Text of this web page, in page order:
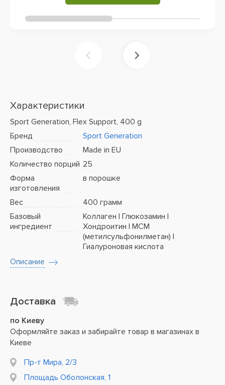
Характеристики
Sport Generation, Flex Support, 400 g
Бренд
Sport Generation
Производство
Made in EU
Количество порций 25
Форма
изготовления
в порошке
Вес
400 грамм
Базовый
ингредиент
Коллаген | Глюкозамин |
Хондроитин | МСМ
(метилсульфонилметан) |
Гиалуроновая кислота
Описание
Доставка
по Киеву
Оформляйте заказ и забирайте товар в магазинах в
Киеве
Пр-т Мира, 2/3
Площадь Оболонская, 1